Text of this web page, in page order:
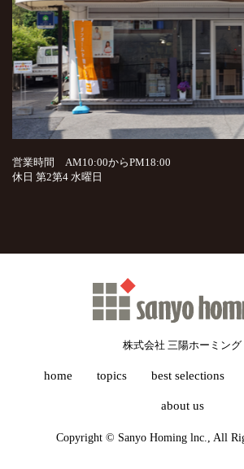
営業時間 AM10:00からPM18:00
休日 第2第4 水曜日
株式会社 三陽ホーミング
home topics best selections
about us
Copyright © Sanyo Homing lnc., All